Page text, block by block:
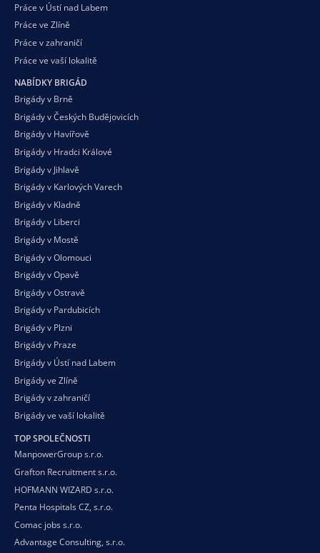
Práce v Ústí nad Labem
Práce ve Zlíně
Práce v zahraničí
Práce ve vaší lokalitě
NABÍDKY BRIGÁD
Brigády v Brně
Brigády v Českých Budějovicích
Brigády v Havířově
Brigády v Hradci Králové
Brigády v Jihlavě
Brigády v Karlových Varech
Brigády v Kladně
Brigády v Liberci
Brigády v Mostě
Brigády v Olomouci
Brigády v Opavě
Brigády v Ostravě
Brigády v Pardubicích
Brigády v Plzni
Brigády v Praze
Brigády v Ústí nad Labem
Brigády ve Zlíně
Brigády v zahraničí
Brigády ve vaší lokalitě
TOP SPOLEČNOSTI
ManpowerGroup s.r.o.
Grafton Recruitment s.r.o.
HOFMANN WIZARD s.r.o.
Penta Hospitals CZ, s.r.o.
Comac jobs s.r.o.
Advantage Consulting, s.r.o.